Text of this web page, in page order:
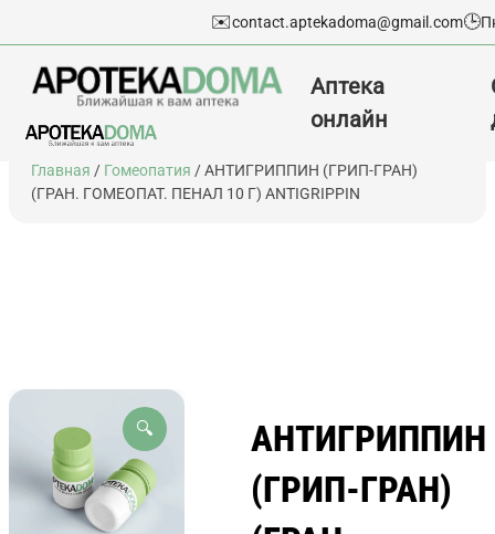
Перейти
содержимому
✉️contact.aptekadoma@gmail.com🕒
Аптека
онлайн
Главная / Гомеопатия / АНТИГРИППИН (ГРИП-ГРАН)
(ГРАН. ГОМЕОПАТ. ПЕНАЛ 10 Г) ANTIGRIPPIN
🔍
АНТИГРИППИН
(ГРИП-ГРАН)